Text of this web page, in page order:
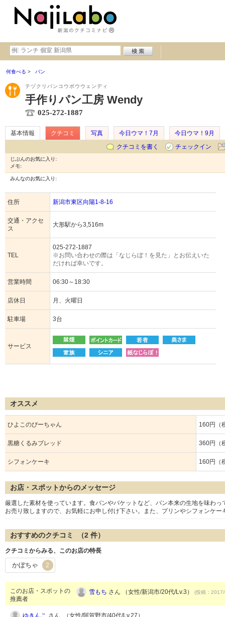
何食べる パン
テヅクリパンコウボウウェンディ
手作りパン工房 Wendy
025-272-1887
基本情報 クチコミ 写真 今日ウマ！7月
今日ウマ！9月
クチコミを書く
チェックイン
じぶんのお気に入り:
メモ:
みんなのお気に入り:
住所 新潟市東区向陽1-8-16
交通・アクセ
ス
大形駅から3,516m
TEL
025-272-1887
※お問い合わせの際は「なじらぼ！を見た」とお伝えいた
だければ幸いです。
営業時間 06:30～18:30
店休日 月、火曜日
駐車場 3台
サービス
オススメ
ひよこのぴーちゃん 160円（
黒糖くるみブレッド 360円（
シフォンケーキ 160円（
お店・スポットからのメッセージ
厳選した素材を使っています。食パンやバケットなど、パン本来の生地を味わ
お売り致しますので、お気軽にお申し付け下さい。また、プリンやシフォンケー
おすすめのクチコミ （2 件）
クチコミからみる、このお店の特長
かぼちゃ 2
このお店・スポットの
推薦者
雪もち さん （女性/新潟市/20代/Lv.3） (投稿：
ゆきんこ さん （女性/阿賀野市/40代/Lv.27）